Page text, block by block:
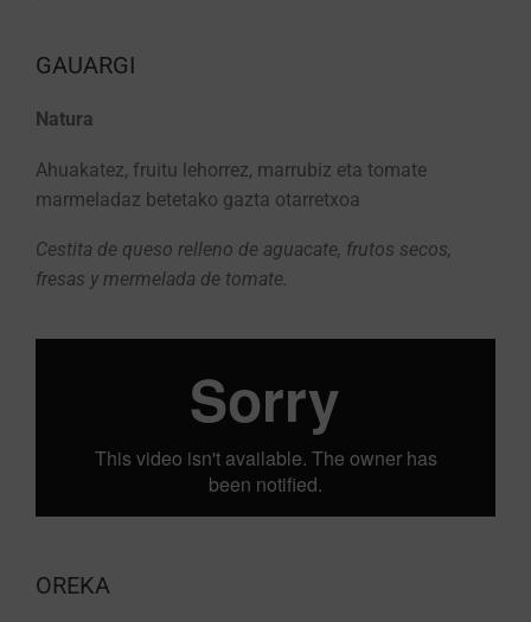
GAUARGI
Natura
Ahuakatez, fruitu lehorrez, marrubiz eta tomate
marmeladaz betetako gazta otarretxoa
Cestita de queso relleno de aguacate, frutos secos,
fresas y mermelada de tomate.
OREKA